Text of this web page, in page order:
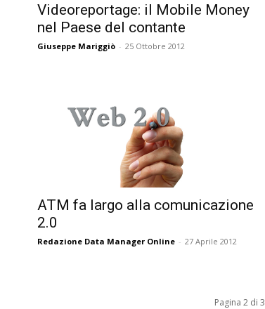
Videoreportage: il Mobile Money
nel Paese del contante
Giuseppe Mariggiò - 25 Ottobre 2012
ATM fa largo alla comunicazione
2.0
Redazione Data Manager Online - 27 Aprile 2012
Pagina 2 di 3